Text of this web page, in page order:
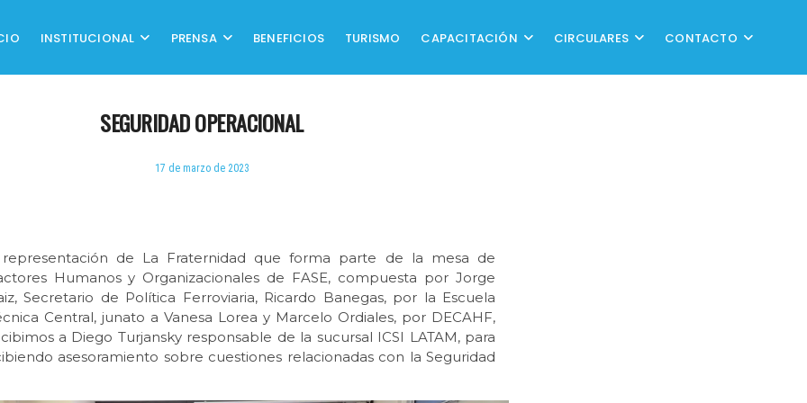
INSTITUCIONAL PRENSA BENEFICIOS TURISMO CAPACITACIÓN CIRCULARES CONTACTO
SEGURIDAD OPERACIONAL
17 de marzo de 2023
de La Fraternidad que forma parte de la mesa de
Humanos y Organizacionales de FASE, compuesta por Jorge
Secretario de Política Ferroviaria, Ricardo Banegas, por la Escuela
Central, junato a Vanesa Lorea y Marcelo Ordiales, por DECAHF,
a Diego Turjansky responsable de la sucursal ICSI LATAM, para
asesoramiento sobre cuestiones relacionadas con la Seguridad